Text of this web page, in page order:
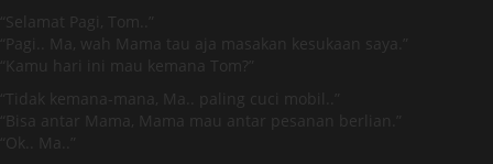
“Selamat Pagi, Tom..”
“Pagi.. Ma, wah Mama tau aja masakan kesukaan saya.”
“Kamu hari ini mau kemana Tom?”
“Tidak kemana-mana, Ma.. paling cuci mobil..”
“Bisa antar Mama, Mama mau antar pesanan berlian.”
“Ok.. Ma..”